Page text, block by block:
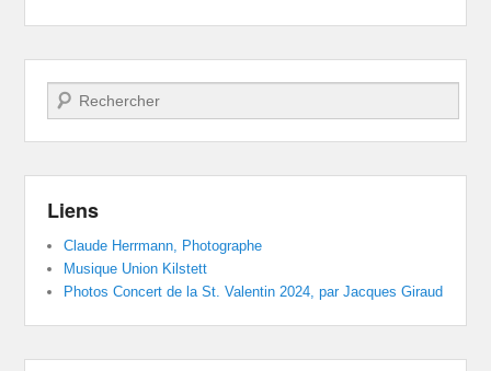
Recherche
Liens
Claude Herrmann, Photographe
Musique Union Kilstett
Photos Concert de la St. Valentin 2024, par Jacques Giraud